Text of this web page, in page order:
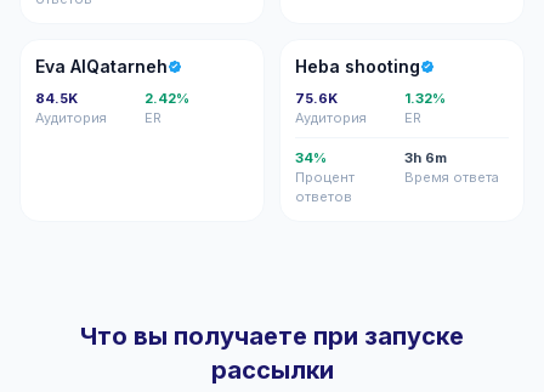
EA
Eva AlQatarneh
84.5K
Аудитория
2.42%
ER
HS
Heba shooting
75.6K
Аудитория
1.32%
ER
34%
Процент
ответов
3h 6m
Время ответа
Что вы получаете при запуске
рассылки